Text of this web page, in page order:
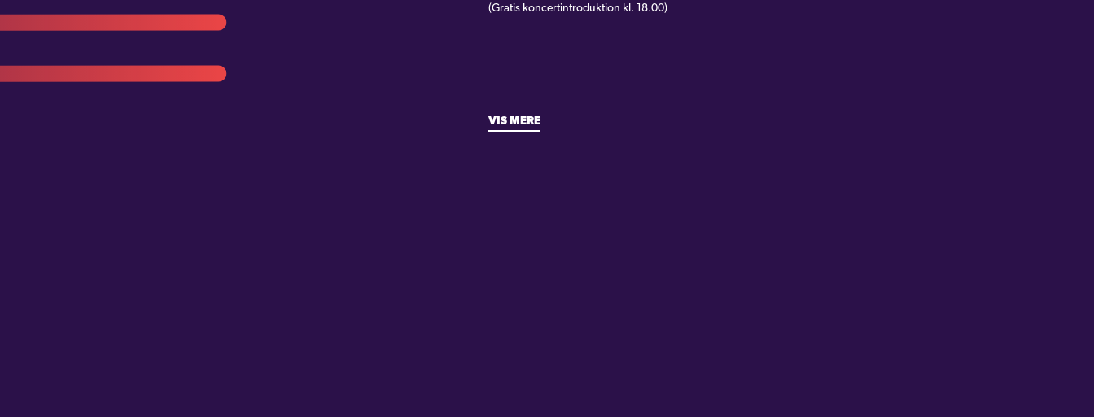
(Gratis koncertintroduktion kl. 18.00)
VIS MERE